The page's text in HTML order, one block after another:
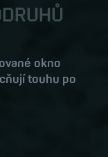
okno
touhu po